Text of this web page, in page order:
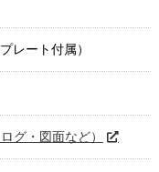
レート付属）
グ・図面など）